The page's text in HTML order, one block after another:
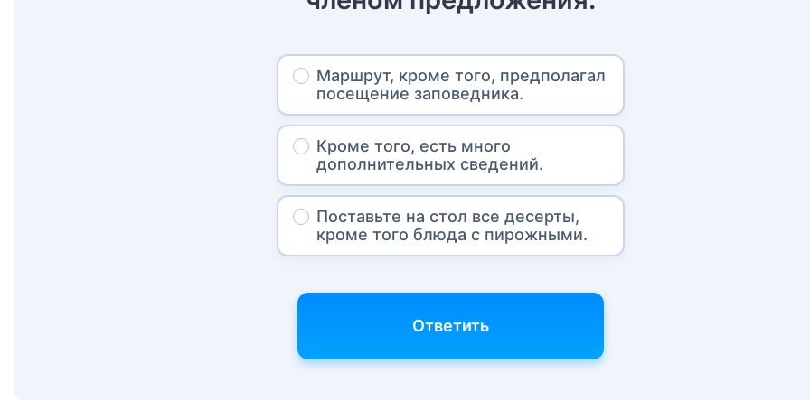
Маршрут, кроме того, предполагал
посещение заповедника.
Кроме того, есть много
дополнительных сведений.
Поставьте на стол все десерты,
кроме того блюда с пирожными.
Ответить